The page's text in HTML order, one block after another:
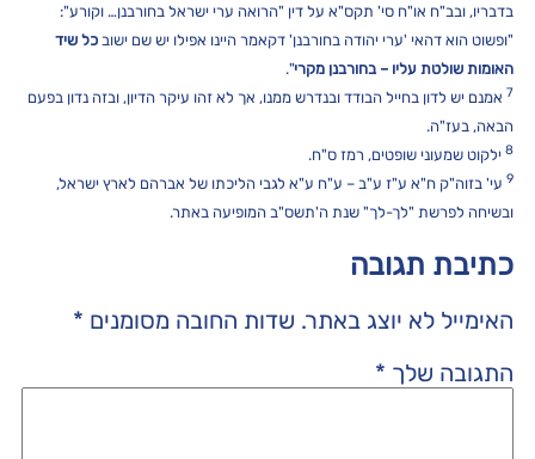
בדבריו, ובב"ח או"ח סי' תקס"א על דין "הרואה ערי ישראל בחורבנן… וקורע":
"ופשוט הוא דהאי 'ערי יהודה בחורבנן' דקאמר היינו אפילו יש שם ישוב כל שיד
האומות שולטת עליו – בחורבנן מקרי".
7 אמנם יש לדון בחייל הבודד ובנדרש ממנו, אך לא זהו עיקר הדיון, ובזה נדון בפעם
הבאה, בעז"ה.
8ילקוט שמעוני שופטים, רמז ס"ח.
9עי' בזוה"ק ח"א ע"ז ע"ב – ע"ח ע"א לגבי הליכתו של אברהם לארץ ישראל,
ובשיחה לפרשת "לך-לך" שנת ה'תשס"ב המופיעה באתר.
כתיבת תגובה
האימייל לא יוצג באתר. שדות החובה מסומנים *
התגובה שלך *